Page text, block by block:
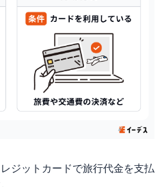
ジットカードで旅行代金を支払